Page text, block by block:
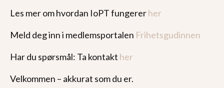
Les mer om hvordan IoPT fungererher
Meld deg inn i medlemsportalen Frihetsgudinnen
Har du spørsmål: Ta kontakt her
Velkommen – akkurat som du er.